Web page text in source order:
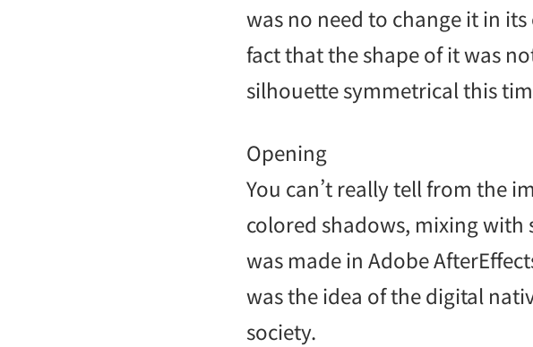
was no need to change it in
fact that the shape of it was
silhouette symmetrical this
Opening
You can’t really tell from the
colored shadows, mixing with
was made in Adobe
was the idea of the digital
society.